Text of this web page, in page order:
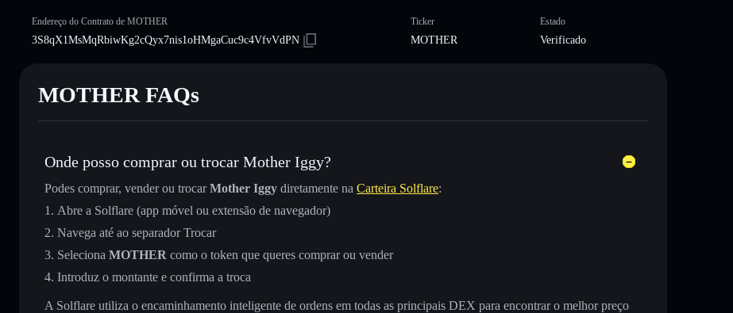
Endereço do Contrato de MOTHER
3S8qX1MsMqRbiwKg2cQyx7nis1oHMgaCuc9c4VfvVdPN
Ticker
MOTHER
Estado
Verificado
MOTHER FAQs
Onde posso comprar ou trocar Mother Iggy?
Podes comprar, vender ou trocarMother Iggy diretamente na Carteira Solflare:
Abre a Solflare (app móvel ou extensão de navegador)
Navega até ao separador Trocar
Seleciona MOTHER como o token que queres comprar ou vender
Introduz o montante e confirma a troca
A Solflare utiliza o encaminhamento inteligente de ordens em todas as principais DEX para encontrar o melhor preço